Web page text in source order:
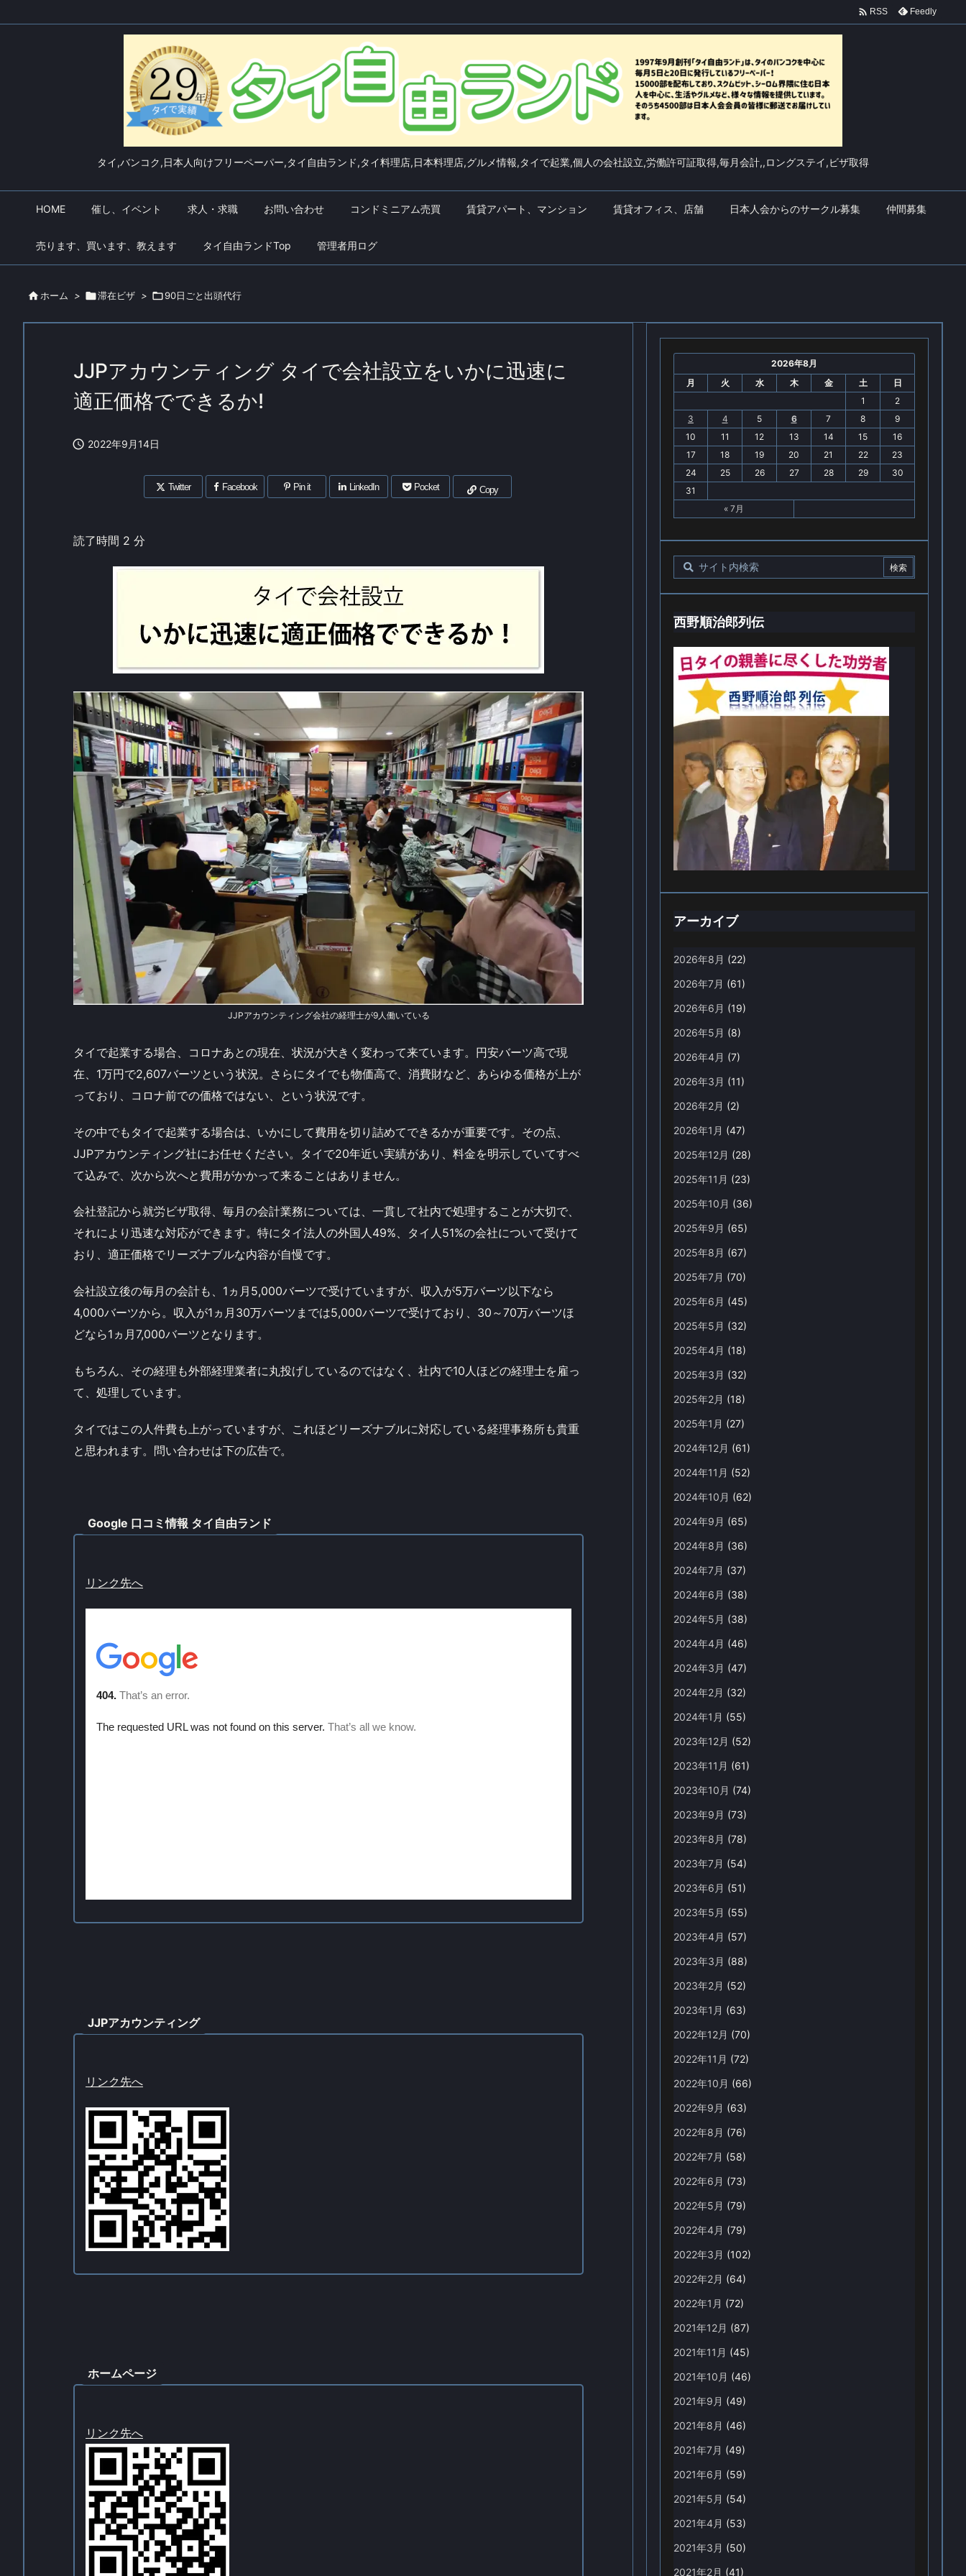
タイ,バンコク,日本人向けフリーペーパー,タイ自由ランド,タイ料理店,日本料理店,グルメ情報,タイで起業,個人の会社設立,労働許可証取得,毎月会計,,ロングステイ,ビザ取得
HOME 催し、イベント 求人・求職 お問い合わせ コンドミニアム売買 賃貸アパート、マンション 賃貸オフィス、店舗 日本人会からのサークル募集 仲間募集
売ります、買います、教えます タイ自由ランドTop 管理者用ログ
 RSS Feedly
 ホーム > 滞在ビザ > 90日ごと出頭代行
JJPアカウンティング タイで会社設立をいかに迅速に
適正価格でできるか!
 2022年9月14日
Twitter Facebook Pin it LinkedIn Pocket Copy
読了時間 2 分
JJPアカウンティング会社の経理士が9人働いている
タイで起業する場合、コロナあとの現在、状況が大きく変わって来ています。円安バーツ高で現
在、1万円で2,607バーツという状況。さらにタイでも物価高で、消費財など、あらゆる価格が上が
っており、コロナ前での価格ではない、という状況です。
その中でもタイで起業する場合は、いかにして費用を切り詰めてできるかが重要です。その点、
JJPアカウンティング社にお任せください。タイで20年近い実績があり、料金を明示していてすべ
て込みで、次から次へと費用がかかって来ることはありません。
会社登記から就労ビザ取得、毎月の会計業務については、一貫して社内で処理することが大切で、
それにより迅速な対応ができます。特にタイ法人の外国人49%、タイ人51%の会社について受けて
おり、適正価格でリーズナブルな内容が自慢です。
会社設立後の毎月の会計も、1ヵ月5,000バーツで受けていますが、収入が5万バーツ以下なら
4,000バーツから。収入が1ヵ月30万バーツまでは5,000バーツで受けており、30～70万バーツほ
どなら1ヵ月7,000バーツとなります。
もちろん、その経理も外部経理業者に丸投げしているのではなく、社内で10人ほどの経理士を雇っ
て、処理しています。
タイではこの人件費も上がっていますが、これほどリーズナブルに対応している経理事務所も貴重
と思われます。問い合わせは下の広告で。
Google 口コミ情報 タイ自由ランド
リンク先へ
JJPアカウンティング
リンク先へ
ホームページ
リンク先へ
2026年8月
月
火 水 木 金 土
日
1
2
3
4 5 6 7 8
9
10
11 12 13 14 15
16
17
18 19 20 21 22
23
24
25 26 27 28 29
30
31
« 7月
西野順治郎列伝
アーカイブ
2026年8月 (22)
2026年7月 (61)
2026年6月 (19)
2026年5月 (8)
2026年4月 (7)
2026年3月 (11)
2026年2月 (2)
2026年1月 (47)
2025年12月 (28)
2025年11月 (23)
2025年10月 (36)
2025年9月 (65)
2025年8月 (67)
2025年7月 (70)
2025年6月 (45)
2025年5月 (32)
2025年4月 (18)
2025年3月 (32)
2025年2月 (18)
2025年1月 (27)
2024年12月 (61)
2024年11月 (52)
2024年10月 (62)
2024年9月 (65)
2024年8月 (36)
2024年7月 (37)
2024年6月 (38)
2024年5月 (38)
2024年4月 (46)
2024年3月 (47)
2024年2月 (32)
2024年1月 (55)
2023年12月 (52)
2023年11月 (61)
2023年10月 (74)
2023年9月 (73)
2023年8月 (78)
2023年7月 (54)
2023年6月 (51)
2023年5月 (55)
2023年4月 (57)
2023年3月 (88)
2023年2月 (52)
2023年1月 (63)
2022年12月 (70)
2022年11月 (72)
2022年10月 (66)
2022年9月 (63)
2022年8月 (76)
2022年7月 (58)
2022年6月 (73)
2022年5月 (79)
2022年4月 (79)
2022年3月 (102)
2022年2月 (64)
2022年1月 (72)
2021年12月 (87)
2021年11月 (45)
2021年10月 (46)
2021年9月 (49)
2021年8月 (46)
2021年7月 (49)
2021年6月 (59)
2021年5月 (54)
2021年4月 (53)
2021年3月 (50)
2021年2月 (41)